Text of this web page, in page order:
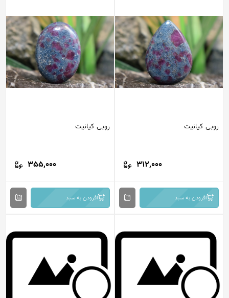
روبی کیانیت
312,000
افزودن به سبد
روبی کیانیت
355,000
افزودن به سبد